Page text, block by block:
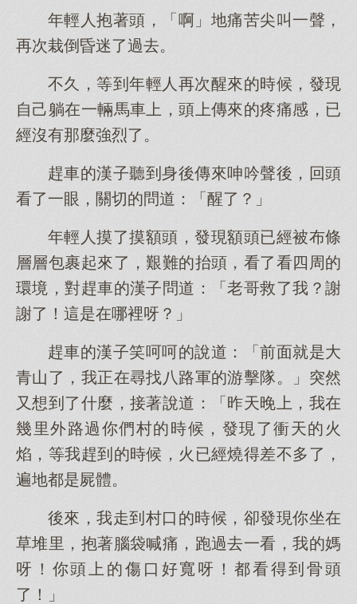
年輕人抱著頭，「啊」地痛苦尖叫一聲，
再次栽倒昏迷了過去。
不久，等到年輕人再次醒來的時候，發現
自己躺在一輛馬車上，頭上傳來的疼痛感，已
經沒有那麼強烈了。
趕車的漢子聽到身後傳來呻吟聲後，回頭
看了一眼，關切的問道：「醒了？」
年輕人摸了摸額頭，發現額頭已經被布條
層層包裹起來了，艱難的抬頭，看了看四周的
環境，對趕車的漢子問道：「老哥救了我？謝
謝了！這是在哪裡呀？」
趕車的漢子笑呵呵的說道：「前面就是大
青山了，我正在尋找八路軍的游擊隊。」突然
又想到了什麼，接著說道：「昨天晚上，我在
幾里外路過你們村的時候，發現了衝天的火
焰，等我趕到的時候，火已經燒得差不多了，
遍地都是屍體。
後來，我走到村口的時候，卻發現你坐在
草堆里，抱著腦袋喊痛，跑過去一看，我的媽
呀！你頭上的傷口好寬呀！都看得到骨頭
了！」